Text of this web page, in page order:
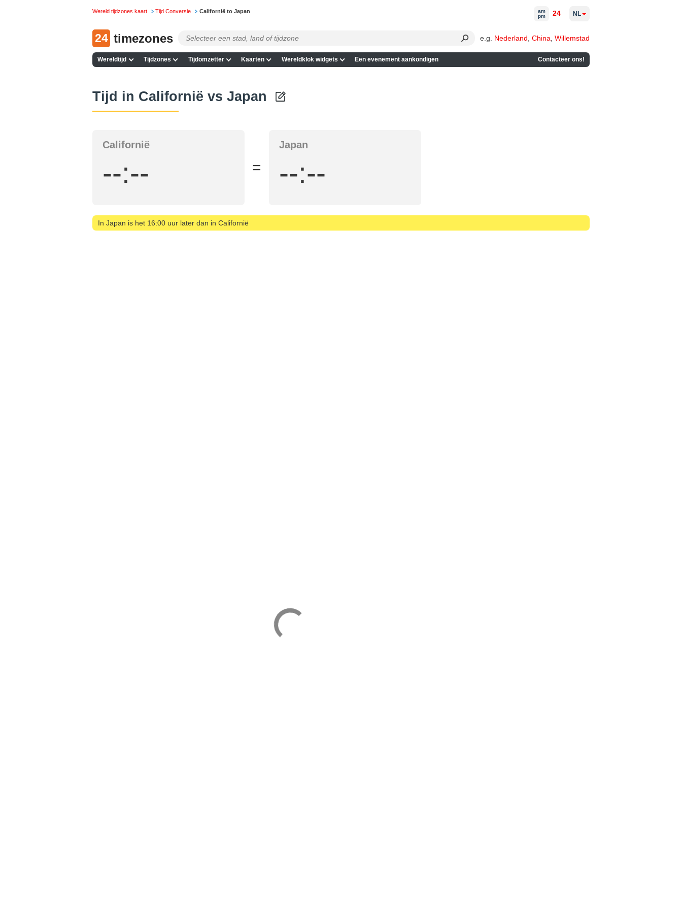
Wereld tijdzones kaart Tijd Conversie Californië to Japan
24 timezones e.g. Nederland China Willemstad
Wereldtijd Tijdzones Tijdomzetter Kaarten Wereldklok widgets Een evenement aankondigen Contacteer ons!
am
pm
24 NL
Tijd in Californië vs Japan
Californië
--:-- =
Japan
--:--
In Japan is het 16:00 uur later dan in Californië